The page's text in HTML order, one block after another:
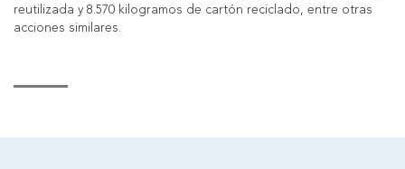
reutilizada y 8.570 kilogramos de cartón reciclado, entre otras
acciones similares.